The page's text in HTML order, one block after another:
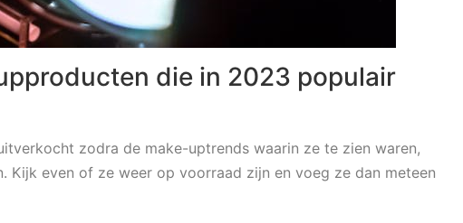
die in 2023 populair
zodra de make-uptrends waarin ze te zien waren,
Kijk even of ze weer op voorraad zijn en voeg ze dan meteen